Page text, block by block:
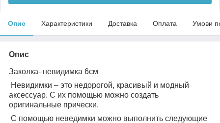
Опис Характеристики Доставка Оплата Умови
Опис
Заколка- невидимка 6см
Невидимки – это недорогой, красивый и модный
аксессуар. С их помощью можно создать
оригинальные прически.
С помощью неведимки можно выполнить следующие